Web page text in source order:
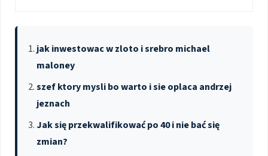
jak inwestowac w zloto i srebro michael
maloney
szef ktory mysli bo warto i sie oplaca andrzej
jeznach
Jak się przekwalifikować po 40 i nie bać się
zmian?